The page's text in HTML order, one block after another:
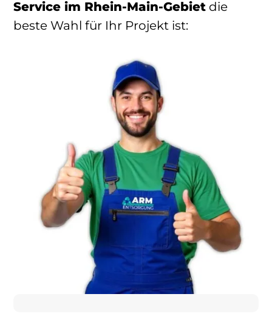
Service im Rhein-Main-Gebiet die
beste Wahl für Ihr Projekt ist: